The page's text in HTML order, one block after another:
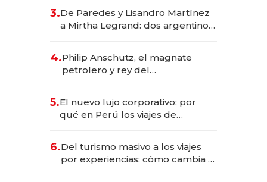
las marcas "fast premium"
3.De Paredes y Lisandro Martínez
a Mirtha Legrand: dos argentinos
4.Philip Anschutz, el magnate
petrolero y rey del
Fénix
5.El nuevo lujo corporativo: por
qué en Perú los viajes de
transformadoras
6.Del turismo masivo a los viajes
por experiencias: cómo cambia el